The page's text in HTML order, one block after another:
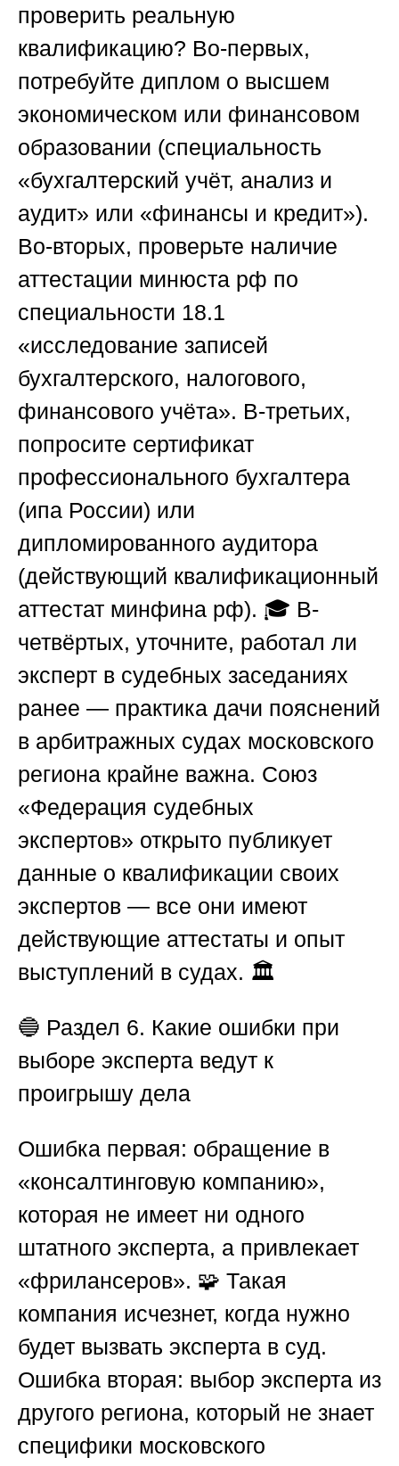
проверить реальную
квалификацию? Во-первых,
потребуйте диплом о высшем
экономическом или финансовом
образовании (специальность
«бухгалтерский учёт, анализ и
аудит» или «финансы и кредит»).
Во-вторых, проверьте наличие
аттестации минюста рф по
специальности 18.1
«исследование записей
бухгалтерского, налогового,
финансового учёта». В-третьих,
попросите сертификат
профессионального бухгалтера
(ипа России) или
дипломированного аудитора
(действующий квалификационный
аттестат минфина рф). 🎓 В-
четвёртых, уточните, работал ли
эксперт в судебных заседаниях
ранее — практика дачи пояснений
в арбитражных судах московского
региона крайне важна. Союз
«Федерация судебных
экспертов» открыто публикует
данные о квалификации своих
экспертов — все они имеют
действующие аттестаты и опыт
выступлений в судах. 🏛️
🔵 Раздел 6. Какие ошибки при
выборе эксперта ведут к
проигрышу дела
Ошибка первая: обращение в
«консалтинговую компанию»,
которая не имеет ни одного
штатного эксперта, а привлекает
«фрилансеров». 🧩 Такая
компания исчезнет, когда нужно
будет вызвать эксперта в суд.
Ошибка вторая: выбор эксперта из
другого региона, который не знает
специфики московского